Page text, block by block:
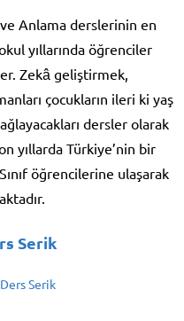
Anlama derslerinin en
yıllarında öğrenciler
Zekâ geliştirmek,
çocukların ileri ki yaş
dersler olarak
yıllarda Türkiye’nin bir
öğrencilerine ulaşarak
Serik